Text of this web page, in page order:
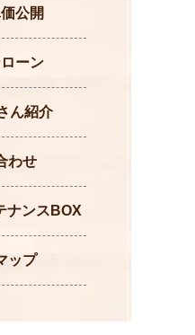
公開
ーン
ん紹介
わせ
ナンスBOX
ップ